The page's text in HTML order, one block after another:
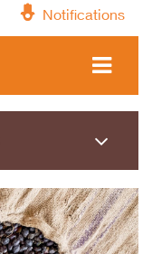
Notifications